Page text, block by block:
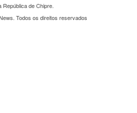
República de Chipre.
Todos os direitos reservados